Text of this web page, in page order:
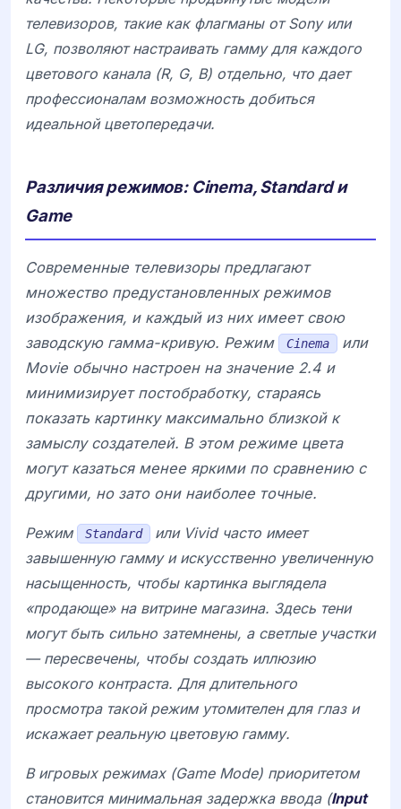
телевизоров, такие как флагманы отSonyили
LG, позволяют настраивать гамму для каждого
цветового канала (R, G, B) отдельно, что дает
профессионалам возможность добиться
идеальной цветопередачи.
Различия режимов: Cinema, Standard и
Game
Современные телевизоры предлагают
множество предустановленных режимов
изображения, и каждый из них имеет свою
заводскую гамма-кривую. Режим
Cinema
или
Movie обычно настроен на значение 2.4 и
минимизирует постобработку, стараясь
показать картинку максимально близкой к
замыслу создателей. В этом режиме цвета
могут казаться менее яркими по сравнению с
другими, но зато они наиболее точные.
Режим Standard или Vividчасто имеет
завышенную гамму и искусственно увеличенную
насыщенность, чтобы картинка выглядела
«продающе» на витрине магазина. Здесь тени
могут быть сильно затемнены, а светлые участки
— пересвечены, чтобы создать иллюзию
высокого контраста. Для длительного
просмотра такой режим утомителен для глаз и
искажает реальную цветовую гамму.
В игровых режимах (Game Mode) приоритетом
становится минимальная задержка ввода (Input